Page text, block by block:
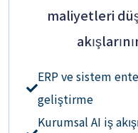
maliyetleri
ERP ve sistem
geliştirme
Kurumsal AI iş